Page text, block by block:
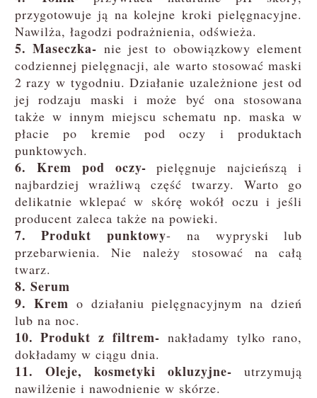
przygotowuje ją na kolejne kroki pielęgnacyjne.
Nawilża, łagodzi podrażnienia, odświeża.
5. Maseczka- nie jest to obowiązkowy element
codziennej pielęgnacji, ale warto stosować maski
2 razy w tygodniu. Działanie uzależnione jest od
jej rodzaju maski i może być ona stosowana
także w innym miejscu schematu np. maska w
płacie po kremie pod oczy i produktach
punktowych.
6. Krem pod oczy-pielęgnuje najcieńszą i
najbardziej wrażliwą część twarzy. Warto go
delikatnie wklepać w skórę wokół oczu i jeśli
producent zaleca także na powieki.
7. Produkt punktowy- na wypryski lub
przebarwienia. Nie należy stosować na całą
twarz.
8. Serum
9. Krem o działaniu pielęgnacyjnym na dzień
lub na noc.
10. Produkt z filtrem- nakładamy tylko rano,
dokładamy w ciągu dnia.
11. Oleje, kosmetyki okluzyjne- utrzymują
nawilżenie i nawodnienie w skórze.